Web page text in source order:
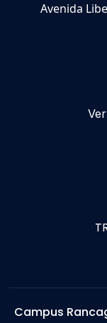
Avenida
Campus